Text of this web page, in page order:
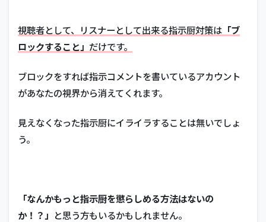
視聴者として、リスナーとして出来る指示厨対策は 「ブ
ロックすること」 だけです。
ブロックをすれば指示コメントを書いているアカウント
があなたの視界から消えてくれます。
見えなくなった指示厨にイライラすることは無いでしょ
う。
「なんかもっと指示厨を懲らしめる方法はないの
か！？」 と思う方もいるかもしれません。